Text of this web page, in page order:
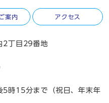
案内 アクセス
2丁目29番地
5時15分まで（祝日、年末年